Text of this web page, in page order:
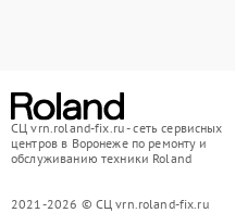
СЦ vrn.roland-fix.ru - сеть сервисных
центров в Воронеже по ремонту и
обслуживанию техники Roland
2021-2026 © СЦ vrn.roland-fix.ru